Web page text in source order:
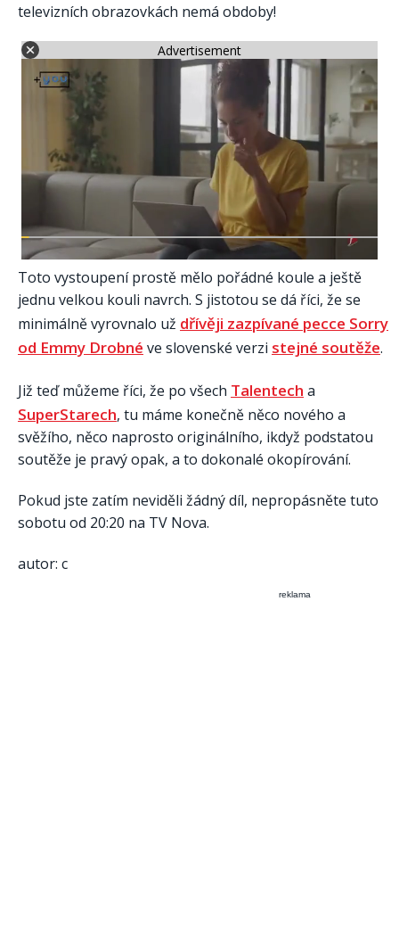
televizních obrazovkách nemá obdoby!
Advertisement
Toto vystoupení prostě mělo pořádné koule a ještě
jednu velkou kouli navrch. S jistotou se dá říci, že se
minimálně vyrovnalo už dřívěji zazpívané pecce Sorry
od Emmy Drobné ve slovenské verzi stejné soutěže.
Již teď můžeme říci, že po všech Talentech a
SuperStarech, tu máme konečně něco nového a
svěžího, něco naprosto originálního, ikdyž podstatou
soutěže je pravý opak, a to dokonalé okopírování.
Pokud jste zatím neviděli žádný díl, nepropásněte tuto
sobotu od 20:20 na TV Nova.
autor: c
reklama